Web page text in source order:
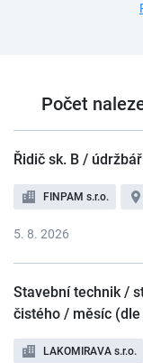
Počet
Řidič sk. B /
FINPAM s.r.o.
5. 8. 2026
Stavební technik /
čistého / měsíc
LAKOMIRAVA s.r.o.